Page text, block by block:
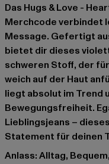
Das Hugs & Love -
Merchcode verbindet
Message. Gefertigt
bietet dir dieses
schweren Stoff, der
weich auf der Haut
liegt absolut im Trend
Bewegungsfreiheit.
Lieblingsjeans –
Statement für deinen
Anlass: Alltag,